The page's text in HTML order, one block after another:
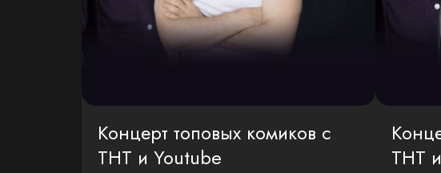
Концерт топовых комиков с
ТНТ и Youtube
ТНТ